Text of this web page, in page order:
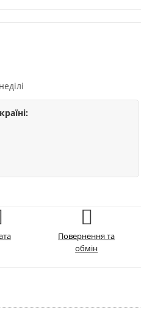
Повернення та
обмін